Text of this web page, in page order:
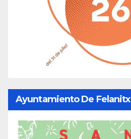
Ayuntamiento De Felanitx